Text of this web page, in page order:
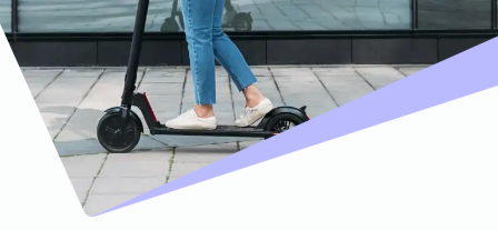
Wohnungsschutzbrief
Zur
Produktübersicht
Gewässerschadenhaftpflicht
Zur
Produktübersicht
Produktübersicht
Reisehaftpflichtversicherung
Reiserücktrittsversicherung
Zur
Produktübersicht
Zur
Produktübersicht
Zur
Produktübersicht
Zur
Produktübersicht
Montageversicherung
Zur
Produktübersicht
Gruppenunfall für
Betriebe
Gruppenunfall für
Vereine
Kunstversicherung
Ausstellungsversicherung
Valorenversicherung
Oldtimersammlungsversicherung